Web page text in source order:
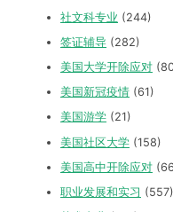
社文科专业 (244)
签证辅导 (282)
美国大学开除应对
美国新冠疫情 (61)
美国游学 (21)
美国社区大学 (158)
美国高中开除应对
职业发展和实习 (557)